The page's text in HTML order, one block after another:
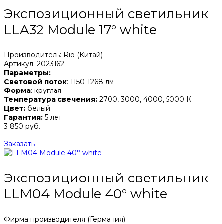
Экспозиционный светильник
LLA32 Module 17° white
Производитель: Rio (Китай)
Артикул: 2023162
Параметры:
Световой поток: 1150-1268 лм
Форма: круглая
Температура свечения: 2700, 3000, 4000, 5000 К
Цвет: белый
Гарантия: 5 лет
3 850 руб.
Заказать
Экспозиционный светильник
LLM04 Module 40° white
Фирма производителя (Германия)